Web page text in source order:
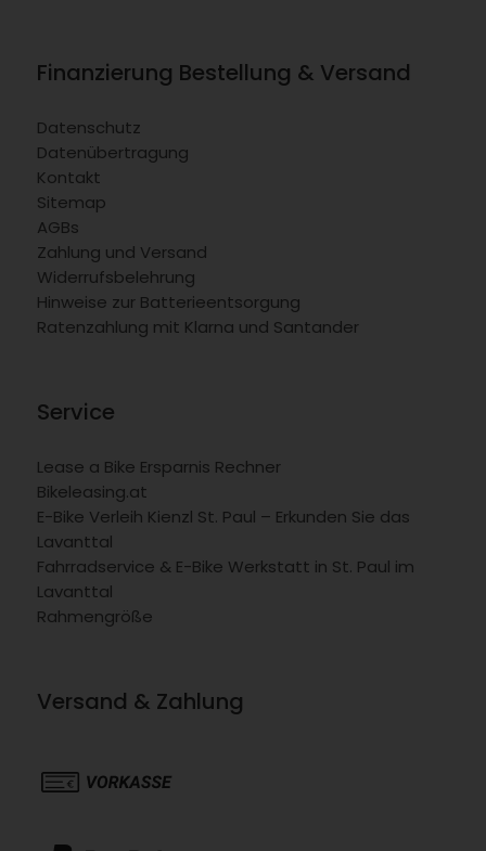
Finanzierung Bestellung & Versand
Datenschutz
Datenübertragung
Kontakt
Sitemap
AGBs
Zahlung und Versand
Widerrufsbelehrung
Hinweise zur Batterieentsorgung
Ratenzahlung mit Klarna und Santander
Service
Lease a Bike Ersparnis Rechner
Bikeleasing.at
E-Bike Verleih Kienzl St. Paul – Erkunden Sie das
Lavanttal
Fahrradservice & E-Bike Werkstatt in St. Paul im
Lavanttal
Rahmengröße
Versand & Zahlung